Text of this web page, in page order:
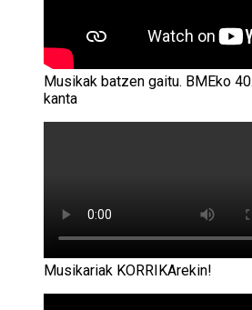
Musikak batzen gaitu. BMEko
kanta
Musikariak KORRIKArekin!